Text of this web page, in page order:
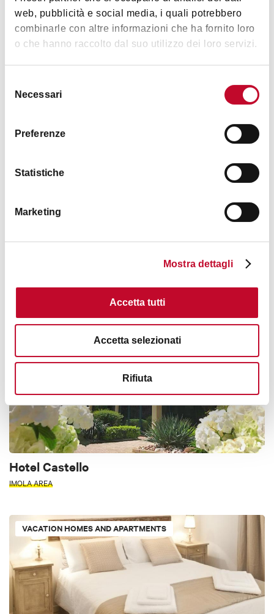
web, pubblicità e social media, i quali potrebbero
combinarle con altre informazioni che ha fornito loro
o che hanno raccolto dal suo utilizzo dei loro servizi.
delNecessari
Preferenze
Statistiche
Marketing
Mostra dettagli
Accetta tutti
Accetta selezionati
Rifiuta
HOTELS
Hotel Castello
IMOLA AREA
VACATION HOMES AND APARTMENTS